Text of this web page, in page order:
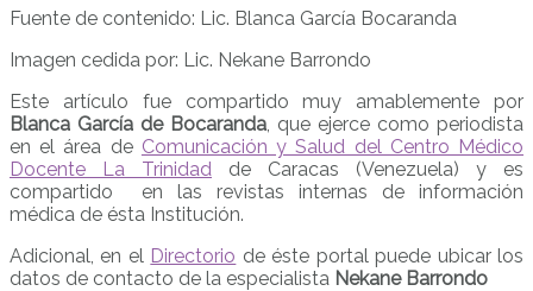
Fuente de contenido: Lic. Blanca García Bocaranda
Imagen cedida por: Lic. Nekane Barrondo
Este artículo fue compartido muy amablemente por
Blanca García de Bocaranda, que ejerce como periodista
en el área de Comunicación y Salud del Centro Médico
Docente La Trinidad de Caracas (Venezuela) y es
compartido en las revistas internas de información
médica de ésta Institución.
Adicional, en el Directorio de éste portal puede ubicar los
datos de contacto de la especialista Nekane Barrondo